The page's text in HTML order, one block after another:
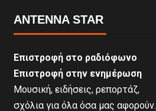
ANTENNA STAR
Επιστροφή στο ραδιόφωνο
Επιστροφή στην ενημέρωση
Μουσική, ειδήσεις, ρεπορτάζ,
σχόλια για όλα όσα μας αφορούν.